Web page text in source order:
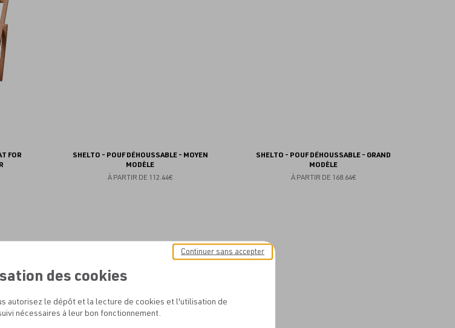
FOR
SHELTO - POUF DÉHOUSSABLE - MOYEN
MODÈLE
À PARTIR DE 112.44€
SHELTO - POUF DÉHOUSSABLE - GRAND
MODÈLE
À PARTIR DE 168.64€
des cookies
autorisez le dépôt et la lecture de cookies et l'utilisation de
nécessaires à leur bon fonctionnement.
Continuer sans accepter